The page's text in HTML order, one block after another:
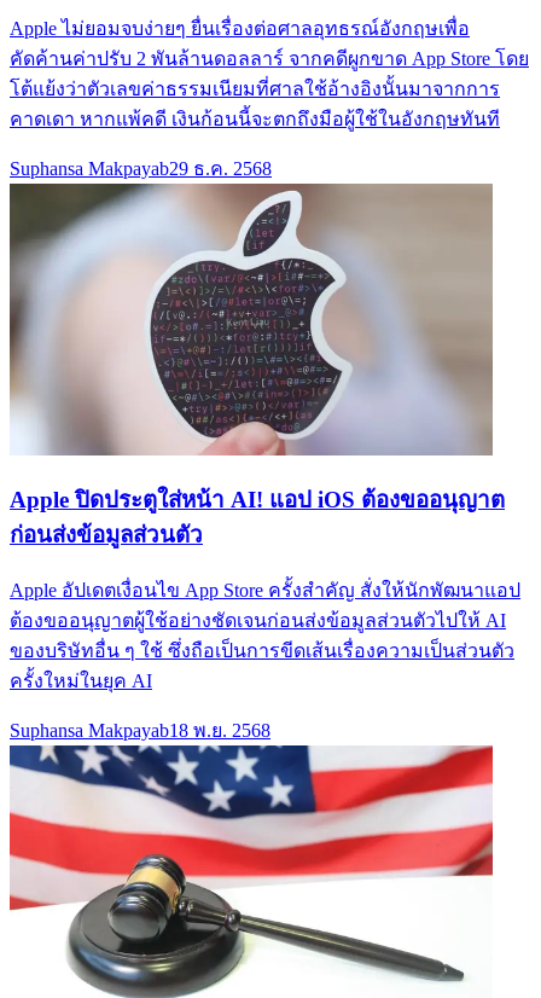
Apple ไม่ยอมจบง่ายๆ ยื่นเรื่องต่อศาลอุทธรณ์อังกฤษเพื่อ
คัดค้านค่าปรับ 2 พันล้านดอลลาร์ จากคดีผูกขาด App Store โดย
โต้แย้งว่าตัวเลขค่าธรรมเนียมที่ศาลใช้อ้างอิงนั้นมาจากการ
คาดเดา หากแพ้คดี เงินก้อนนี้จะตกถึงมือผู้ใช้ในอังกฤษทันที
Suphansa Makpayab29 ธ.ค. 2568
Apple ปิดประตูใส่หน้า AI! แอป iOS ต้องขออนุญาต
ก่อนส่งข้อมูลส่วนตัว
Apple อัปเดตเงื่อนไข App Store ครั้งสำคัญ สั่งให้นักพัฒนาแอป
ต้องขออนุญาตผู้ใช้อย่างชัดเจนก่อนส่งข้อมูลส่วนตัวไปให้ AI
ของบริษัทอื่น ๆ ใช้ ซึ่งถือเป็นการขีดเส้นเรื่องความเป็นส่วนตัว
ครั้งใหม่ในยุค AI
Suphansa Makpayab18 พ.ย. 2568